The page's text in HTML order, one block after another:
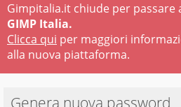
Gimpitalia.it chiude per passare
GIMP Italia.
Clicca qui per maggiori
alla nuova piattaforma.